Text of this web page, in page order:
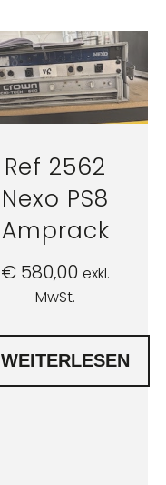
Ref 2562
Nexo PS8
Amprack
€ 580,00 exkl.
MwSt.
WEITERLESEN